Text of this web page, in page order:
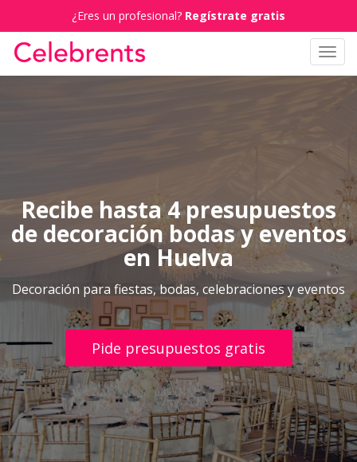
¿Eres un profesional? Regístrate gratis
Recibe hasta 4 presupuestos
de decoración bodas y eventos
en Huelva
Decoración para fiestas, bodas, celebraciones y eventos
Pide presupuestos gratis